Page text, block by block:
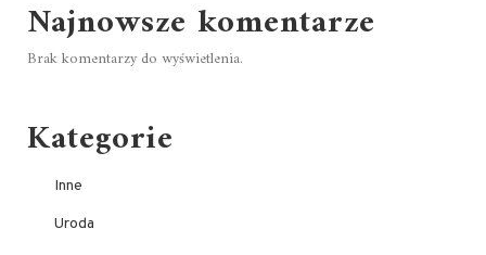
Najnowsze komentarze
Brak komentarzy do wyświetlenia.
Kategorie
Inne
Uroda